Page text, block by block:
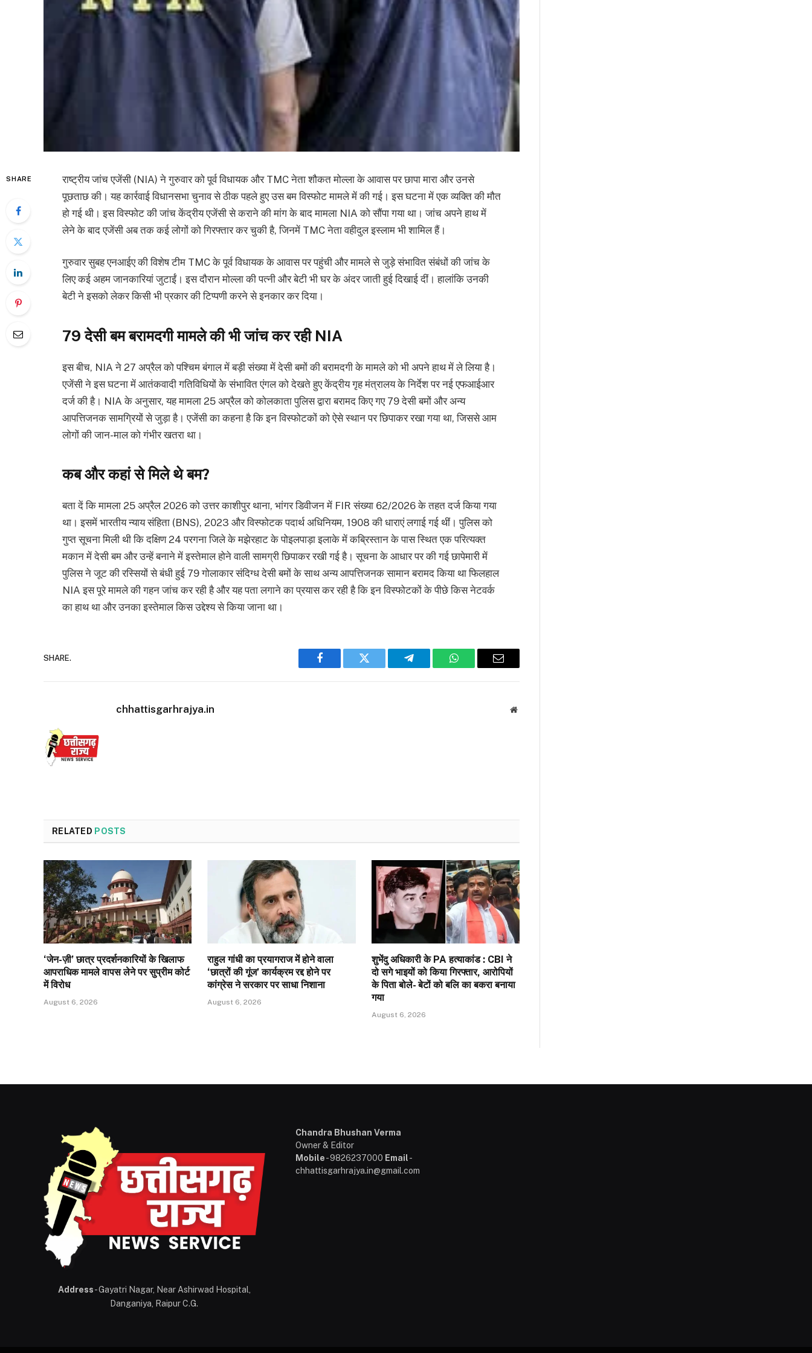
SHARE
राष्ट्रीय जांच एजेंसी (NIA) ने गुरुवार को पूर्व विधायक और TMC नेता शौकत मोल्ला के आवास पर छापा मारा और उनसे
पूछताछ की। यह कार्रवाई विधानसभा चुनाव से ठीक पहले हुए उस बम विस्फोट मामले में की गई। इस घटना में एक व्यक्ति की मौत
हो गई थी। इस विस्फोट की जांच केंद्रीय एजेंसी से कराने की मांग के बाद मामला NIA को सौंपा गया था। जांच अपने हाथ में
लेने के बाद एजेंसी अब तक कई लोगों को गिरफ्तार कर चुकी है, जिनमें TMC नेता वहीदुल इस्लाम भी शामिल हैं।
गुरुवार सुबह एनआईए की विशेष टीम TMC के पूर्व विधायक के आवास पर पहुंची और मामले से जुड़े संभावित संबंधों की जांच के
लिए कई अहम जानकारियां जुटाईं। इस दौरान मोल्ला की पत्नी और बेटी भी घर के अंदर जाती हुई दिखाई दीं। हालांकि उनकी
बेटी ने इसको लेकर किसी भी प्रकार की टिप्पणी करने से इनकार कर दिया।
79 देसी बम बरामदगी मामले की भी जांच कर रही NIA
इस बीच, NIA ने 27 अप्रैल को पश्चिम बंगाल में बड़ी संख्या में देसी बमों की बरामदगी के मामले को भी अपने हाथ में ले लिया है।
एजेंसी ने इस घटना में आतंकवादी गतिविधियों के संभावित एंगल को देखते हुए केंद्रीय गृह मंत्रालय के निर्देश पर नई एफआईआर
दर्ज की है। NIA के अनुसार, यह मामला 25 अप्रैल को कोलकाता पुलिस द्वारा बरामद किए गए 79 देसी बमों और अन्य
आपत्तिजनक सामग्रियों से जुड़ा है। एजेंसी का कहना है कि इन विस्फोटकों को ऐसे स्थान पर छिपाकर रखा गया था, जिससे आम
लोगों की जान-माल को गंभीर खतरा था।
कब और कहां से मिले थे बम?
बता दें कि मामला 25 अप्रैल 2026 को उत्तर काशीपुर थाना, भांगर डिवीजन में FIR संख्या 62/2026 के तहत दर्ज किया गया
था। इसमें भारतीय न्याय संहिता (BNS), 2023 और विस्फोटक पदार्थ अधिनियम, 1908 की धाराएं लगाई गई थीं। पुलिस को
गुप्त सूचना मिली थी कि दक्षिण 24 परगना जिले के मझेरहाट के पोइलपाड़ा इलाके में कब्रिस्तान के पास स्थित एक परित्यक्त
मकान में देसी बम और उन्हें बनाने में इस्तेमाल होने वाली सामग्री छिपाकर रखी गई है। सूचना के आधार पर की गई छापेमारी में
पुलिस ने जूट की रस्सियों से बंधी हुई 79 गोलाकार संदिग्ध देसी बमों के साथ अन्य आपत्तिजनक सामान बरामद किया था फिलहाल
NIA इस पूरे मामले की गहन जांच कर रही है और यह पता लगाने का प्रयास कर रही है कि इन विस्फोटकों के पीछे किस नेटवर्क
का हाथ था और उनका इस्तेमाल किस उद्देश्य से किया जाना था।
SHARE.
Facebook Twitter Telegram WhatsAppEmail
chhattisgarhrajya.in Website
RELATED POSTS
‘जेन-ज़ी’ छात्र प्रदर्शनकारियों के खिलाफ
आपराधिक मामले वापस लेने पर सुप्रीम कोर्ट
में विरोध
August 6, 2026
राहुल गांधी का प्रयागराज में होने वाला
‘छात्रों की गूंज’ कार्यक्रम रद्द होने पर
कांग्रेस ने सरकार पर साधा निशाना
August 6, 2026
शुभेंदु अधिकारी के PA हत्याकांड : CBI ने
दो सगे भाइयों को किया गिरफ्तार, आरोपियों
के पिता बोले- बेटों को बलि का बकरा बनाया
गया
August 6, 2026
Address- Gayatri Nagar, Near Ashirwad Hospital,
Danganiya, Raipur C.G.
Chandra Bhushan Verma
Owner & Editor
Mobile- 9826237000 Email-
chhattisgarhrajya.in@gmail.com